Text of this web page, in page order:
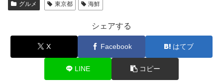
グルメ 東京都 海鮮
シェアする
X Facebook はてブ
LINE コピー